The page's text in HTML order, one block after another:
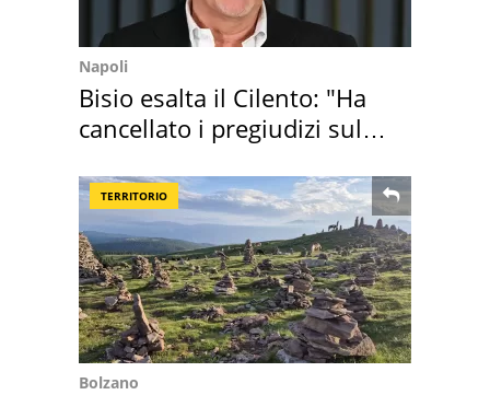
Napoli
Bisio esalta il Cilento: "Ha
cancellato i pregiudizi sul
TERRITORIO
Bolzano